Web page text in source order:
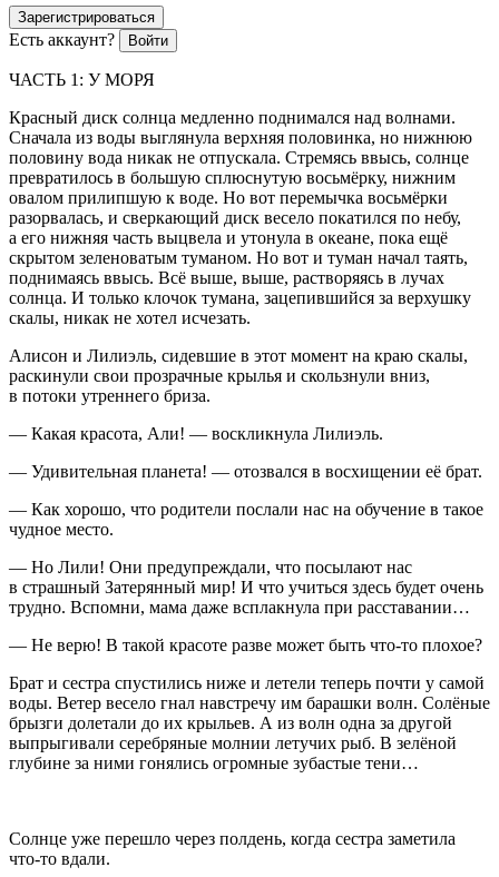
Зарегистрироваться
Есть аккаунт? Войти
ЧАСТЬ 1: У МОРЯ
Красный диск солнца медленно поднимался над волнами.
Сначала из воды выглянула верхняя половинка, но нижнюю
половину вода никак не отпускала. Стремясь ввысь, солнце
превратилось в большую сплюснутую восьмёрку, нижним
овалом прилипшую к воде. Но вот перемычка восьмёрки
разорвалась, и сверкающий диск весело покатился по небу,
а его нижняя часть выцвела и утонула в океане, пока ещё
скрытом зеленоватым туманом. Но вот и туман начал таять,
поднимаясь ввысь. Всё выше, выше, растворяясь в лучах
солнца. И только клочок тумана, зацепившийся за верхушку
скалы, никак не хотел исчезать.
Алисон и Лилиэль, сидевшие в этот момент на краю скалы,
раскинули свои прозрачные крылья и скользнули вниз,
в потоки утреннего бриза.
— Какая красота, Али! — воскликнула Лилиэль.
— Удивительная планета! — отозвался в восхищении её брат.
— Как хорошо, что родители послали нас на обучение в такое
чудное место.
— Но Лили! Они предупреждали, что посылают нас
в страшный Затерянный мир! И что учиться здесь будет очень
трудно. Вспомни, мама даже всплакнула при расставании…
— Не верю! В такой красоте разве может быть что-то плохое?
Брат и сестра спустились ниже и летели теперь почти у самой
воды. Ветер весело гнал навстречу им барашки волн. Солёные
брызги долетали до их крыльев. А из волн одна за другой
выпрыгивали серебряные молнии летучих рыб. В зелёной
глубине за ними гонялись огромные зубастые тени…
Солнце уже перешло через полдень, когда сестра заметила
что-то вдали.